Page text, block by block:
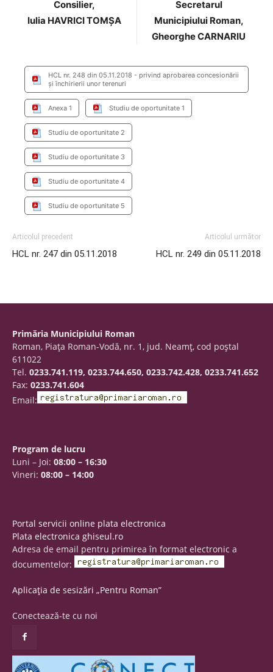
Consilier,
Iulia HAVRICI TOMȘA
Secretarul
Municipiului Roman,
Gheorghe CARNARIU
HCL nr. 248 din 05.11.2018 - privind aprobarea concesionării
şi închirierii unor terenuri
Anexa 1 Studiu de oportunitate 1
Studiu de oportunitate 2
Studiu de oportunitate 3
Studiu de oportunitate 4
Studiu de oportunitate 5
Articolul precedent
HCL nr. 247 din 05.11.2018
Articolul următor
HCL nr. 249 din 05.11.2018
Primăria Municipiului Roman
Roman, Piaţa Roman-Vodă, nr. 1, jud. Neamţ, cod poştal
611022
Tel. 0233.741.119, 0233.744.650, 0233.742.428, 0233.741.652
Fax: 0233.741.604
Email:
Program de lucru
Luni – Joi: 08:00 – 16:30
Vineri: 08:00 – 14:00
Portal servicii online plata electronica
Plata electronica ghiseul.ro
Adresa de email pentru primirea în format electronic a
documentelor:
Aplicația de sesizări „Pentru Roman”
Conectează-te cu noi